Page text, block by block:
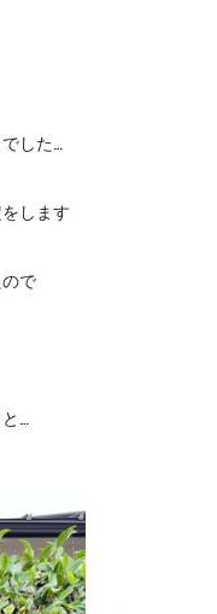
した…
します
で
…